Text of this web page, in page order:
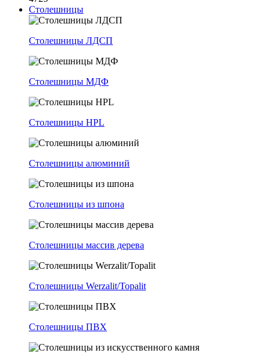
Столешницы
Столешницы ЛДСП
Столешницы МДФ
Столешницы HPL
Столешницы алюминий
Столешницы из шпона
Столешницы массив дерева
Столешницы Werzalit/Topalit
Столешницы ПВХ